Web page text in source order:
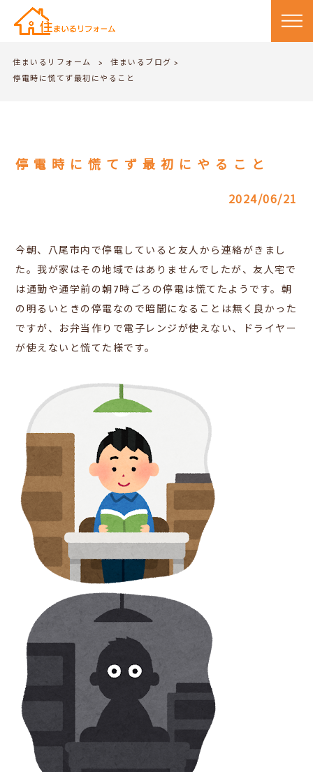
住まいるリフォーム > 住まいるブログ >
停電時に慌てず最初にやること
停電時に慌てず最初にやること
2024/06/21
今朝、八尾市内で停電していると友人から連絡がきまし
た。我が家はその地域ではありませんでしたが、友人宅で
は通勤や通学前の朝7時ごろの停電は慌てたようです。朝
の明るいときの停電なので暗闇になることは無く良かった
ですが、お弁当作りで電子レンジが使えない、ドライヤー
が使えないと慌てた様です。